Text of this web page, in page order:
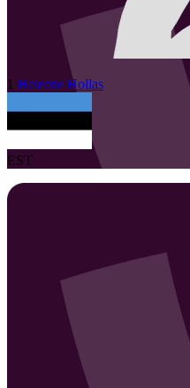
1 Heleene Hollas
EST